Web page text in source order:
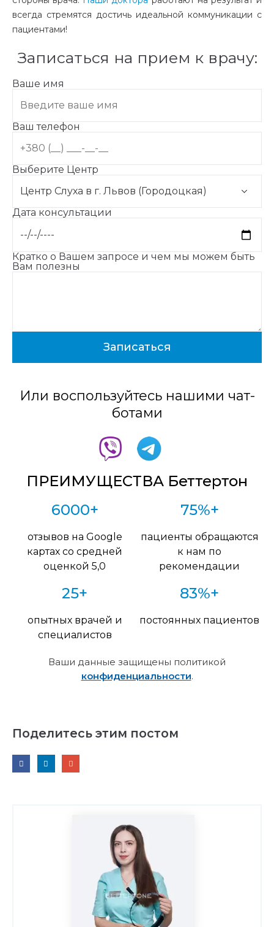
всегда стремятся достичь идеальной коммуникации с
пациентами!
Записаться на прием к врачу:
Ваше имя
Ваш телефон
Выберите Центр
Дата консультации
Кратко о Вашем запросе и чем мы можем быть
Вам полезны
Или воспользуйтесь нашими чат-
ботами
ПРЕИМУЩЕСТВА Беттертон
6000+
отзывов на Google
картах со средней
оценкой 5,0
75%+
пациенты обращаются
к нам по
рекомендации
25+
опытных врачей и
специалистов
83%+
постоянных пациентов
Ваши данные защищены политикой
конфиденциальности.
Поделитесь этим постом